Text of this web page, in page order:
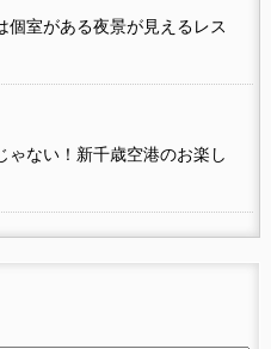
個室がある夜景が見えるレス
ゃない！新千歳空港のお楽し